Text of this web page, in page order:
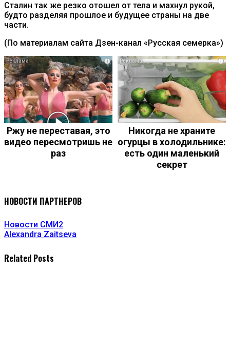
Сталин так же резко отошел от тела и махнул рукой,
будто разделяя прошлое и будущее страны на две
части.
(По материалам сайта Дзен-канал «Русская семерка»)
i
Ржу не переставая, это
видео пересмотришь не
раз
i
Никогда не храните
огурцы в холодильнике:
есть один маленький
секрет
НОВОСТИ ПАРТНЕРОВ
Новости СМИ2
Alexandra Zaitseva
Related Posts